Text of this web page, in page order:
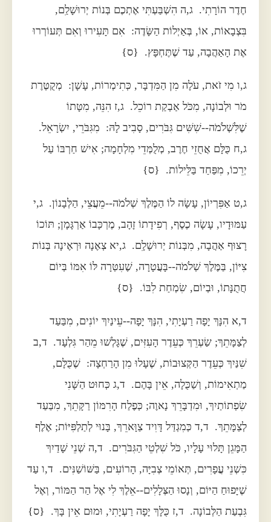
חֶדֶר הוֹרָתִי. ג,ה הִשְׁבַּעְתִּי אֶתְכֶם בְּנוֹת יְרוּשָׁלִַם,
בִּצְבָאוֹת, אוֹ, בְּאַיְלוֹת הַשָּׂדֶה: אִם תָּעִירוּ וְאִם תְּעוֹרְרוּ
אֶת הָאַהֲבָה, עַד שֶׁתֶּחְפָּץ. {ס}
ג,ו מִי זֹאת, עֹלָה מִן הַמִּדְבָּר, כְּתִימְרוֹת, עָשָׁן: מְקֻטֶּרֶת
מֹר וּלְבוֹנָה, מִכֹּל אַבְקַת רוֹכֵל. ג,ז הִנֵּה, מִטָּתוֹ
שֶׁלִּשְׁלֹמֹה--שִׁשִּׁים גִּבֹּרִים, סָבִיב לָהּ: מִגִּבֹּרֵי, יִשְׂרָאֵל.
ג,ח כֻּלָּם אֲחֻזֵי חֶרֶב, מְלֻמְּדֵי מִלְחָמָה; אִישׁ חַרְבּוֹ עַל
יְרֵכוֹ, מִפַּחַד בַּלֵּילוֹת. {ס}
ג,ט אַפִּרְיוֹן, עָשָׂה לוֹ הַמֶּלֶךְ שְׁלֹמֹה--מֵעֲצֵי, הַלְּבָנוֹן. ג,י
עַמּוּדָיו, עָשָׂה כֶסֶף, רְפִידָתוֹ זָהָב, מֶרְכָּבוֹ אַרְגָּמָן; תּוֹכוֹ
רָצוּף אַהֲבָה, מִבְּנוֹת יְרוּשָׁלִָם. ג,יא צְאֶנָה וּרְאֶינָה בְּנוֹת
צִיּוֹן, בַּמֶּלֶךְ שְׁלֹמֹה--בָּעֲטָרָה, שֶׁעִטְּרָה לּוֹ אִמּוֹ בְּיוֹם
חֲתֻנָּתוֹ, וּבְיוֹם, שִׂמְחַת לִבּוֹ. {ס}
ד,א הִנָּךְ יָפָה רַעְיָתִי, הִנָּךְ יָפָה--עֵינַיִךְ יוֹנִים, מִבַּעַד
לְצַמָּתֵךְ; שַׂעְרֵךְ כְּעֵדֶר הָעִזִּים, שֶׁגָּלְשׁוּ מֵהַר גִּלְעָד. ד,ב
שִׁנַּיִךְ כְּעֵדֶר הַקְּצוּבוֹת, שֶׁעָלוּ מִן הָרַחְצָה: שֶׁכֻּלָּם,
מַתְאִימוֹת, וְשַׁכֻּלָה, אֵין בָּהֶם. ד,ג כְּחוּט הַשָּׁנִי
שִׂפְתוֹתַיִךְ, וּמִדְבָּרֵךְ נָאוֶה; כְּפֶלַח הָרִמּוֹן רַקָּתֵךְ, מִבַּעַד
לְצַמָּתֵךְ. ד,ד כְּמִגְדַּל דָּוִיד צַוָּארֵךְ, בָּנוּי לְתַלְפִּיּוֹת; אֶלֶף
הַמָּגֵן תָּלוּי עָלָיו, כֹּל שִׁלְטֵי הַגִּבֹּרִים. ד,ה שְׁנֵי שָׁדַיִךְ
כִּשְׁנֵי עֳפָרִים, תְּאוֹמֵי צְבִיָּה, הָרוֹעִים, בַּשּׁוֹשַׁנִּים. ד,ו עַד
שֶׁיָּפוּחַ הַיּוֹם, וְנָסוּ הַצְּלָלִים--אֵלֶךְ לִי אֶל הַר הַמּוֹר, וְאֶל
גִּבְעַת הַלְּבוֹנָה. ד,ז כֻּלָּךְ יָפָה רַעְיָתִי, וּמוּם אֵין בָּךְ. {ס}